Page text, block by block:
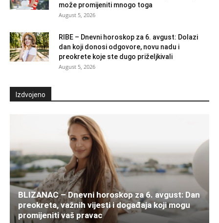
može promijeniti mnogo toga
August 5, 2026
RIBE – Dnevni horoskop za 6. avgust: Dolazi
dan koji donosi odgovore, novu nadu i
preokrete koje ste dugo priželjkivali
August 5, 2026
Izdvojeno
BLIZANAC – Dnevni horoskop za 6. avgust: Dan
preokreta, važnih vijesti i događaja koji mogu
promijeniti vaš pravac